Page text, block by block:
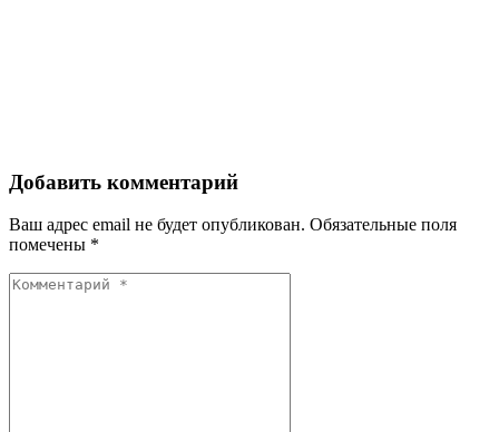
Добавить комментарий
Ваш адрес email не будет опубликован. Обязательные поля
помечены *